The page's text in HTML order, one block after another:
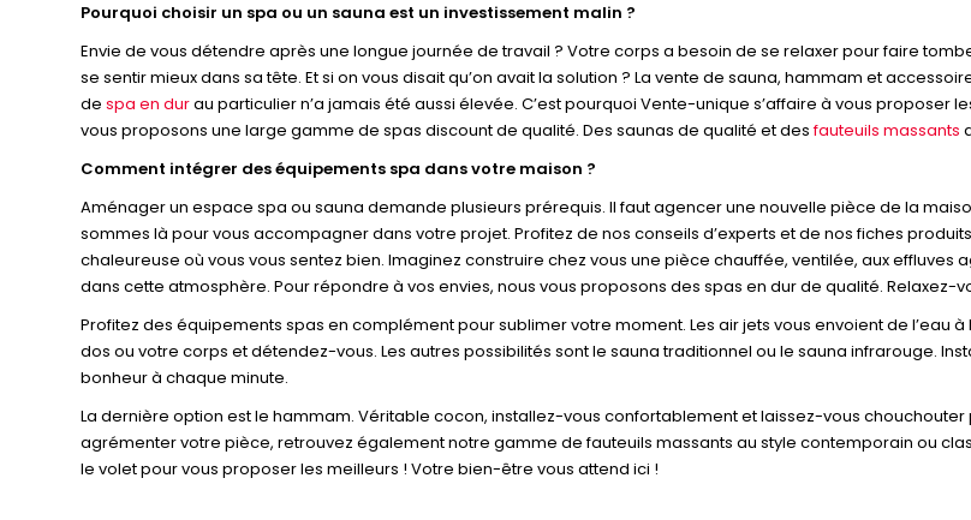
Pourquoi choisir un spa ou un sauna est un investissement malin ?
Envie de vous détendre après une longue journée de travail ? Votre corps a besoin de se relaxer pour faire
se sentir mieux dans sa tête. Et si on vous disait qu’on avait la solution ? La vente de sauna, hammam et
despa en durau particulier n’a jamais été aussi élevée. C’est pourquoi Vente-unique s’affaire à vous proposer
vous proposons une large gamme de spas discount de qualité. Des saunas de qualité et desfauteuils massants
Comment intégrer des équipements spa dans votre maison ?
Aménager un espace spa ou sauna demande plusieurs prérequis. Il faut agencer une nouvelle pièce de la
sommes là pour vous accompagner dans votre projet. Profitez de nos conseils d’experts et de nos fiches
chaleureuse où vous vous sentez bien. Imaginez construire chez vous une pièce chauffée, ventilée, aux
dans cette atmosphère. Pour répondre à vos envies, nous vous proposons des spas en dur de qualité. Relaxez-
Profitez des équipements spas en complément pour sublimer votre moment. Les air jets vous envoient de l’eau
dos ou votre corps et détendez-vous. Les autres possibilités sont le sauna traditionnel ou le sauna infrarouge.
bonheur à chaque minute.
La dernière option est le hammam. Véritable cocon, installez-vous confortablement et laissez-vous
agrémenter votre pièce, retrouvez également notre gamme de fauteuils massants au style contemporain ou
le volet pour vous proposer les meilleurs ! Votre bien-être vous attend ici !